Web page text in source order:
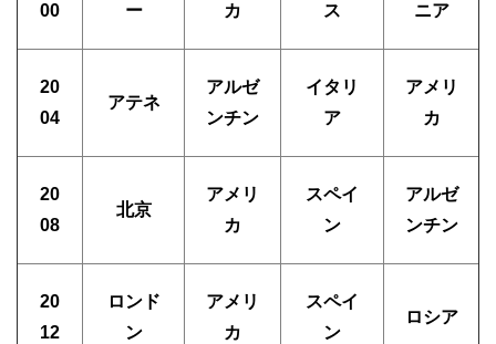
00
ー
カ
ス
ニア
20
04
アテネ
アルゼ
ンチン
イタリ
ア
アメリ
カ
20
08
北京
アメリ
カ
スペイ
ン
アルゼ
ンチン
20
12
ロンド
ン
アメリ
カ
スペイ
ン
ロシア